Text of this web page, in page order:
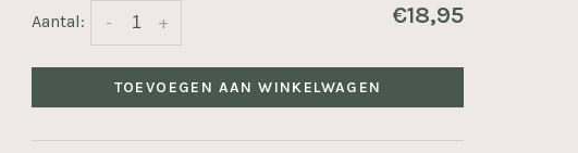
Aantal: +
- €18,95
TOEVOEGEN AAN WINKELWAGEN